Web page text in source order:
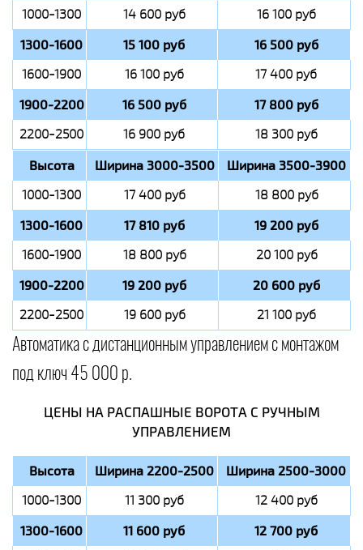
1000-1300 14 600 руб 16 100 руб
1300-1600 15 100 руб 16 500 руб
1600-1900 16 100 руб 17 400 руб
1900-2200 16 500 руб 17 800 руб
2200-2500 16 900 руб 18 300 руб
Высота Ширина 3000-3500 Ширина 3500-3900
1000-1300 17 400 руб 18 800 руб
1300-1600 17 810 руб 19 200 руб
1600-1900 18 800 руб 20 100 руб
1900-2200 19 200 руб 20 600 руб
2200-2500 19 600 руб 21 100 руб
Автоматика с дистанционным управлением с монтажом
под ключ 45 000 р.
ЦЕНЫ НА РАСПАШНЫЕ ВОРОТА С РУЧНЫМ
УПРАВЛЕНИЕМ
Высота Ширина 2200-2500 Ширина 2500-3000
1000-1300 11 300 руб 12 400 руб
1300-1600 11 600 руб 12 700 руб